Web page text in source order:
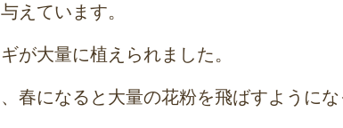
えています。
が大量に植えられました。
春になると大量の花粉を飛ばすように